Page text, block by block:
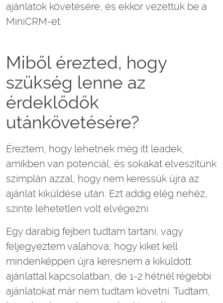
ajánlatok követésére, és ekkor vezettük be a
MiniCRM-et.
Miből érezted, hogy
szükség lenne az
érdeklődők
utánkövetésére?
Éreztem, hogy lehetnek még itt leadek,
amikben van potenciál, és sokakat elveszítünk
szimplán azzal, hogy nem keressük újra az
ajánlat kiküldése után. Ezt addig elég nehéz,
szinte lehetetlen volt elvégezni.
Egy darabig fejben tudtam tartani, vagy
feljegyeztem valahova, hogy kiket kell
mindenképpen újra keresnem a kiküldött
ajánlattal kapcsolatban, de 1-2 hétnél régebbi
ajánlatokat már nem tudtam követni. Tudtam,